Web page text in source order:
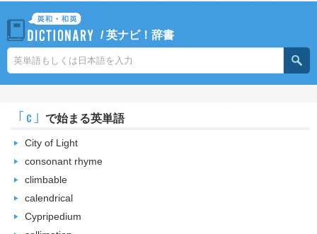
/英ナビ！辞書
｢c｣ で始まる英単語
City of Light
consonant rhyme
climbable
calendrical
Cypripedium